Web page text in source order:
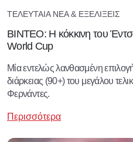
ΤΕΛΕΥΤΑΊΑ ΝΈΑ & ΕΞΕΛΊΞΕΙΣ
ΒΙΝΤΕΟ: Η κόκκινη του
World Cup
Μία εντελώς λανθασμένη
διάρκειας (90+) του μεγάλου
Φερνάντες.
Περισσότερα